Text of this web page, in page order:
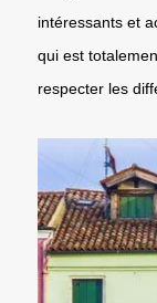
intéressants et
qui est
respecter les